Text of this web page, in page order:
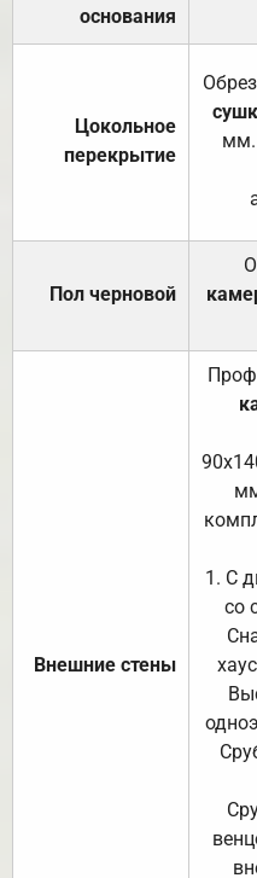
основания
Цокольное
перекрытие
мм.
Пол черновой
Внешние стены
1. С
со